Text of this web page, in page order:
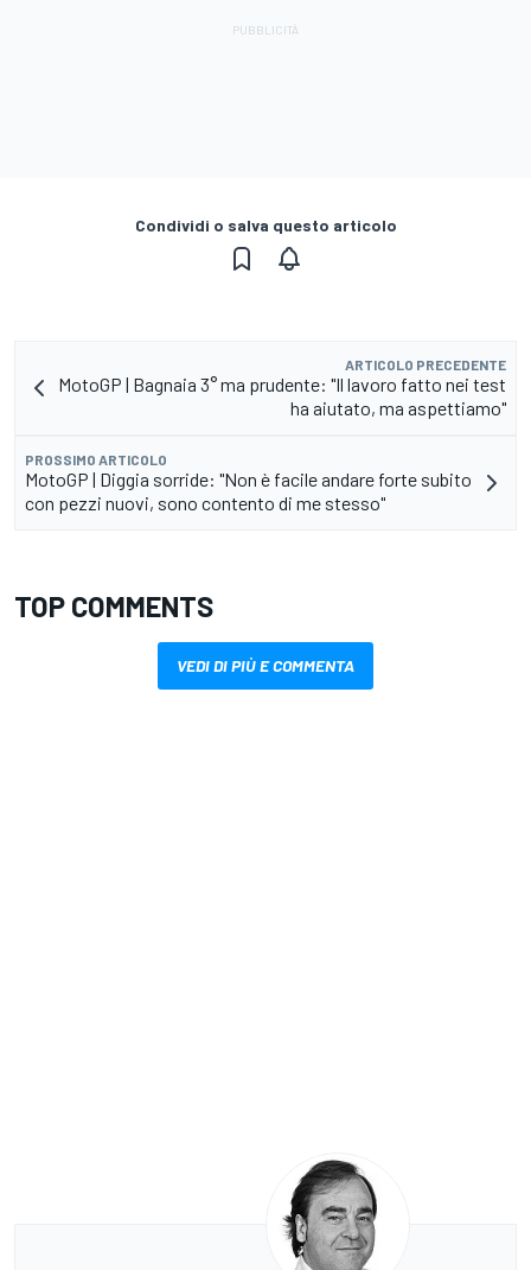
Condividi o salva questo articolo
ARTICOLO PRECEDENTE
MotoGP | Bagnaia 3° ma prudente: "Il lavoro fatto nei test
ha aiutato, ma aspettiamo"
PROSSIMO ARTICOLO
MotoGP | Diggia sorride: "Non è facile andare forte subito
con pezzi nuovi, sono contento di me stesso"
TOP COMMENTS
VEDI DI PIÙ E COMMENTA